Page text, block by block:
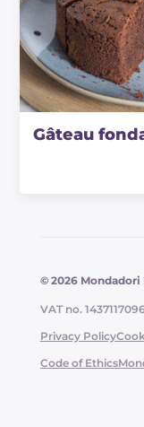
Gâteau
© 2026 Mondadori
VAT no.
Privacy Policy
Code of Ethics